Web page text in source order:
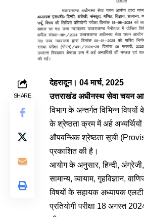
SHARE
देहरादून। 04 मार्च, 2025
उत्तराखंड अधीनस्थ सेवा चयन
विभाग के अन्तर्गत विभिन्न
के श्रेष्ठता क्रम में अर्ह
औपबन्धिक श्रेष्ठता सूची
प्रकाशित की है।
आयोग के अनुसार, हिन्दी,
सामान्य, व्यायाम, गृहविज्ञान,
विषयों के सहायक अध्यापक
प्रतियोगी परीक्षा 18 अगस्त